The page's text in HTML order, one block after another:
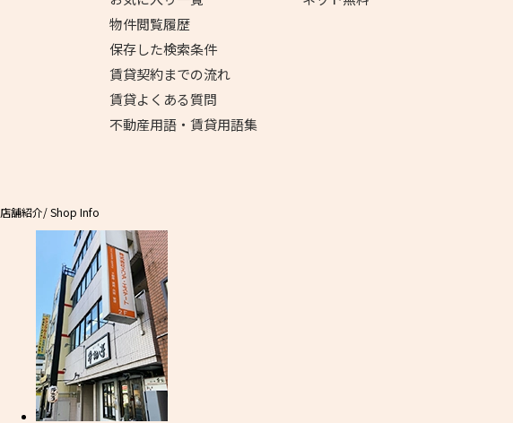
物件閲覧履歴
保存した検索条件
賃貸契約までの流れ
賃貸よくある質問
不動産用語・賃貸用語集
店舗紹介/ Shop Info